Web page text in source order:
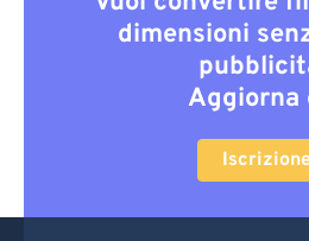
dimensioni
Aggiorna